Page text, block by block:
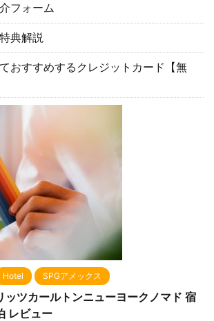
フォーム
典解説
おすすめするクレジットカード【無
Hotel SPGアメックス
ッツカールトンニューヨークノマド 宿
レビュー